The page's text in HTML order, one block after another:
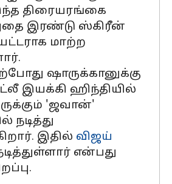
திரையரங்கை
அதை இரண்டு ஸ்கிரீன்
மாற்ற
ஷாருக்கானுக்கு
இயக்கி ஹிந்தியில்
'ஜவான்'
நடித்து
இதில் விஜய்
என்பது